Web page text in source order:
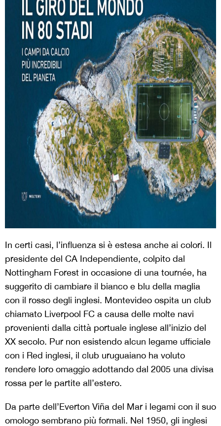
In certi casi, l’influenza si è estesa anche ai colori. Il
presidente del CA Independiente, colpito dal
Nottingham Forest in occasione di una tournée, ha
suggerito di cambiare il bianco e blu della maglia
con il rosso degli inglesi. Montevideo ospita un club
chiamato Liverpool FC a causa delle molte navi
provenienti dalla città portuale inglese all’inizio del
XX secolo. Pur non esistendo alcun legame ufficiale
con i Red inglesi, il club uruguaiano ha voluto
rendere loro omaggio adottando dal 2005 una divisa
rossa per le partite all’estero.
Da parte dell’Everton Viña del Mar i legami con il suo
omologo sembrano più formali. Nel 1950, gli inglesi